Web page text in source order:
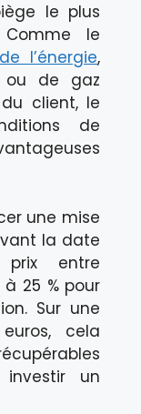
le plus
le
l’énergie,
ou de gaz
client, le
de
une mise
la date
prix entre
25 % pour
Sur une
cela
un